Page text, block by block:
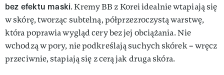
bez efektu maski. Kremy BB z Korei idealnie wtapiają się
w skórę, tworząc subtelną, półprzezroczystą warstwę,
która poprawia wygląd cery bez jej obciążania. Nie
wchodzą w pory, nie podkreślają suchych skórek – wręcz
przeciwnie, stapiają się z cerą jak druga skóra.